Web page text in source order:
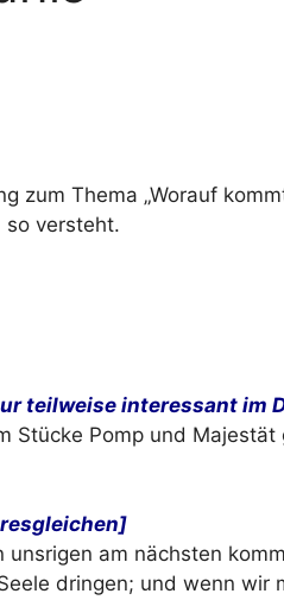
zum Thema „Worauf
so versteht.
teilweise interessant im
Stücke Pomp und Majestät
am nächsten
dringen; und wenn wir